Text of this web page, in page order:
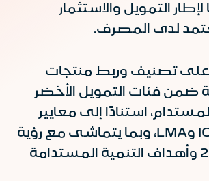
التمويل والاستثمار
لدى المصرف.
على تصنيف وربط منتجات
ضمن فئات التمويل الأخضر
استنادًا إلى معايير
دولية مثل ICMA وLMA، وبما يتماشى مع رؤية
المملكة 2030 وأهداف التنمية المستدامة